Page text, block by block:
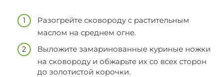
Разогрейте сковороду с растительным
маслом на среднем огне.
Выложите замаринованные куриные ножки
на сковороду и обжарьте их со всех сторон
до золотистой корочки.